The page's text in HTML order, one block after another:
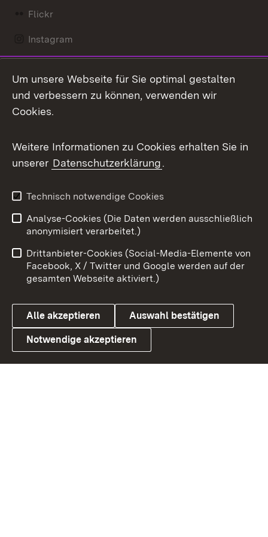
Flickr
Instagram
Mastodon
Messenger
Social Wall
X / Twitter
Youtube
Link zum Landesportal
Benutzungshinweise
Barrierefreiheit
Datenschutz
Cookies
Um unsere Webseite für Sie optimal gestalten
und verbessern zu können, verwenden wir
Cookies.
Weitere Informationen zu Cookies erhalten Sie in
unserer Datenschutzerklärung.
Technisch notwendige Cookies
Analyse-Cookies (Die Daten werden ausschließlich
anonymisiert verarbeitet.)
Drittanbieter-Cookies (Social-Media-Elemente von
Facebook, X / Twitter und Google werden auf der
gesamten Webseite aktiviert.)
Alle akzeptieren Auswahl bestätigen
Notwendige akzeptieren